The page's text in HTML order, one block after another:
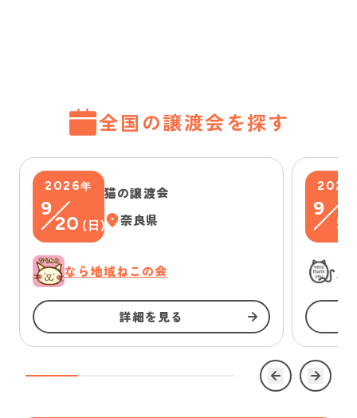
全国の譲渡会を探す
2026年
9
20 ( 日)
猫の譲渡会
奈良県
なら地域ねこの会
詳細を見る
2026
9
5